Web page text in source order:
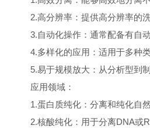
2.高分辨率：提供高分辨率的洗
3.自动化操作：通常配备有自动
4.多样化的应用：适用于多种类
5.易于规模放大：从分析型到制
应用领域：
1.蛋白质纯化：分离和纯化自然
2.核酸纯化：用于分离DNA或